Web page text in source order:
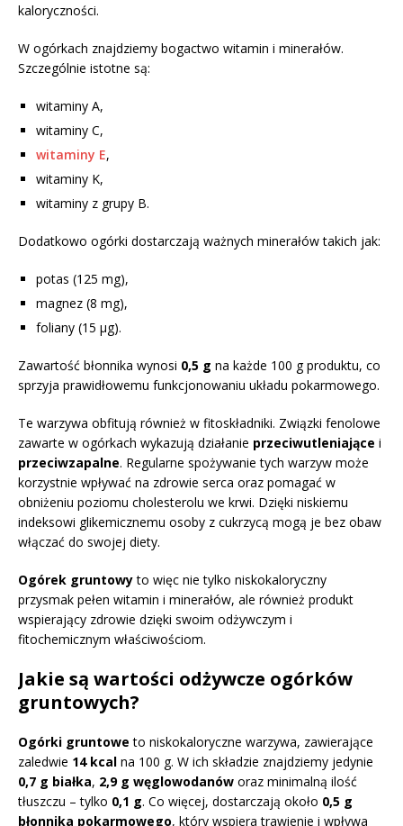
kaloryczności.
W ogórkach znajdziemy bogactwo witamin i minerałów.
Szczególnie istotne są:
witaminy A,
witaminy C,
witaminy E,
witaminy K,
witaminy z grupy B.
Dodatkowo ogórki dostarczają ważnych minerałów takich jak:
potas (125 mg),
magnez (8 mg),
foliany (15 µg).
Zawartość błonnika wynosi 0,5 g na każde 100 g produktu, co
sprzyja prawidłowemu funkcjonowaniu układu pokarmowego.
Te warzywa obfitują również w fitoskładniki. Związki fenolowe
zawarte w ogórkach wykazują działanie przeciwutleniające i
przeciwzapalne. Regularne spożywanie tych warzyw może
korzystnie wpływać na zdrowie serca oraz pomagać w
obniżeniu poziomu cholesterolu we krwi. Dzięki niskiemu
indeksowi glikemicznemu osoby z cukrzycą mogą je bez obaw
włączać do swojej diety.
Ogórek gruntowyto więc nie tylko niskokaloryczny
przysmak pełen witamin i minerałów, ale również produkt
wspierający zdrowie dzięki swoim odżywczym i
fitochemicznym właściwościom.
Jakie są wartości odżywcze ogórków
gruntowych?
Ogórki gruntowe to niskokaloryczne warzywa, zawierające
zaledwie 14 kcal na 100 g. W ich składzie znajdziemy jedynie
0,7 g białka, 2,9 g węglowodanów oraz minimalną ilość
tłuszczu – tylko 0,1 g. Co więcej, dostarczają około 0,5 g
błonnika pokarmowego, który wspiera trawienie i wpływa